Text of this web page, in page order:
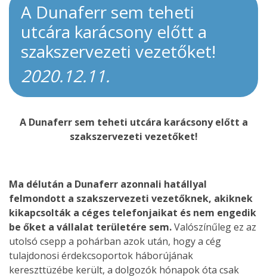
A Dunaferr sem teheti
utcára karácsony előtt a
szakszervezeti vezetőket!
2020.12.11.
A Dunaferr sem teheti utcára karácsony előtt a
szakszervezeti vezetőket!
Ma délután a Dunaferr azonnali hatállyal
felmondott a szakszervezeti vezetőknek, akiknek
kikapcsolták a céges telefonjaikat és nem engedik
be őket a vállalat területére sem.Valószínűleg ez az
utolsó csepp a pohárban azok után, hogy a cég
tulajdonosi érdekcsoportok háborújának
kereszttüzébe került, a dolgozók hónapok óta csak